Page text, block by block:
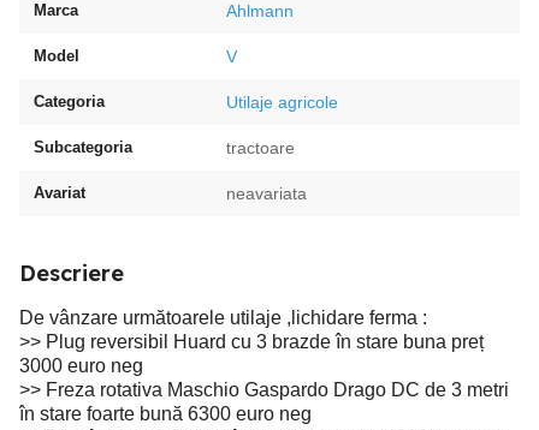
Marca Ahlmann
Model V
Categoria Utilaje agricole
Subcategoria tractoare
Avariat neavariata
Descriere
De vânzare următoarele utilaje ,lichidare ferma :
>> Plug reversibil Huard cu 3 brazde în stare buna preț
3000 euro neg
>> Freza rotativa Maschio Gaspardo Drago DC de 3 metri
în stare foarte bună 6300 euro neg